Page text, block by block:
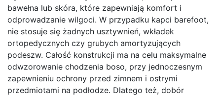
bawełna lub skóra, które zapewniają komfort i
odprowadzanie wilgoci. W przypadku kapci barefoot,
nie stosuje się żadnych usztywnień, wkładek
ortopedycznych czy grubych amortyzujących
podeszw. Całość konstrukcji ma na celu maksymalne
odwzorowanie chodzenia boso, przy jednoczesnym
zapewnieniu ochrony przed zimnem i ostrymi
przedmiotami na podłodze. Dlatego też, dobór